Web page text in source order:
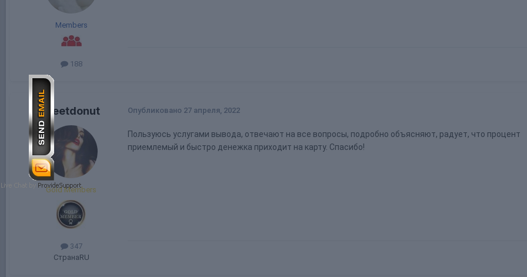
Members
188
sweetdonut
Gold Members
347
СтранаRU
Опубликовано 27 апреля, 2022
Пользуюсь услугами вывода, отвечают на все вопросы, подробно объясняют, радует, что процент
приемлемый и быстро денежка приходит на карту. Спасибо!